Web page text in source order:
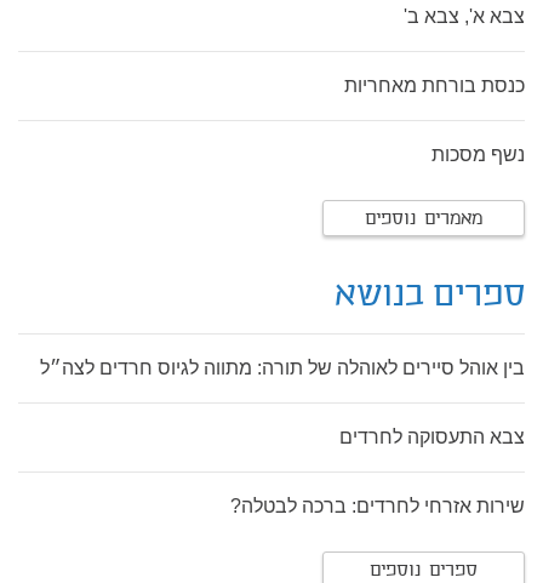
צבא א', צבא ב'
כנסת בורחת מאחריות
נשף מסכות
מאמרים נוספים
ספרים בנושא
בין אוהל סיירים לאוהלה של תורה: מתווה לגיוס חרדים לצה״ל
צבא התעסוקה לחרדים
שירות אזרחי לחרדים: ברכה לבטלה?
ספרים נוספים